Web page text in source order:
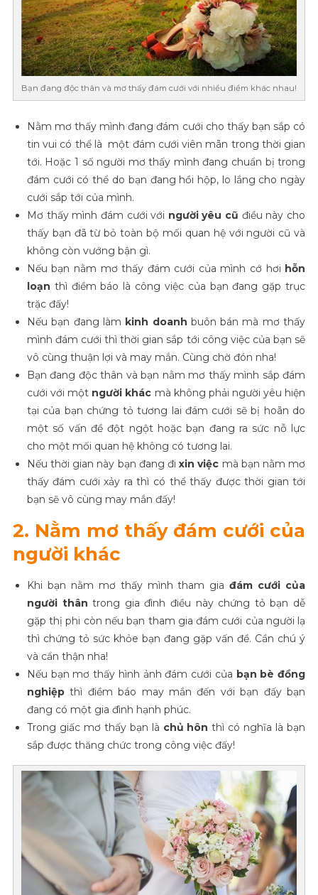
Bạn đang độc thân và mơ thấy đám cưới với nhiều điềm khác nhau!
Nằm mơ thấy mình đang đám cưới cho thấy bạn sắp có
tin vui có thể là một đám cưới viên mãn trong thời gian
tới. Hoặc 1 số người mơ thấy mình đang chuẩn bị trong
đám cưới có thể do bạn đang hồi hộp, lo lắng cho ngày
cưới sắp tới của mình.
Mơ thấy mình đám cưới với người yêu cũ điều này cho
thấy bạn đã từ bỏ toàn bộ mối quan hệ với người cũ và
không còn vướng bận gì.
Nếu bạn nằm mơ thấy đám cưới của mình cớ hơi hỗn
loạn thì điềm báo là công việc của bạn đang gặp trục
trặc đấy!
Nếu bạn đang làm kinh doanh buôn bán mà mơ thấy
mình đám cưới thì thời gian sắp tới công việc của bạn sẽ
vô cùng thuận lợi và may mắn. Cùng chờ đón nha!
Bạn đang độc thân và bạn nằm mơ thấy mình sắp đám
cưới với một người khác mà không phải người yêu hiện
tại của bạn chứng tỏ tương lai đám cưới sẽ bị hoãn do
một số vấn đề đột ngột hoặc bạn đang ra sức nỗ lực
cho một mối quan hệ không có tương lai.
Nếu thời gian này bạn đang đixin việc mà bạn nằm mơ
thấy đám cưới xảy ra thì có thể thấy được thời gian tới
bạn sẽ vô cùng may mắn đấy!
2. Nằm mơ thấy đám cưới của
người khác
Khi bạn nằm mơ thấy mình tham giađám cưới của
người thân trong gia đình điều này chứng tỏ bạn dễ
gặp thị phi còn nếu bạn tham gia đám cưới của người lạ
thì chứng tỏ sức khỏe bạn đang gặp vấn đề. Cần chú ý
và cẩn thận nha!
Nếu bạn mơ thấy hình ảnh đám cưới của bạn bè đồng
nghiệpthì điềm báo may mắn đến với bạn đấy bạn
đang có một gia đình hạnh phúc.
Trong giấc mơ thấy bạn là chủ hôn thì có nghĩa là bạn
sắp được thăng chức trong công việc đấy!